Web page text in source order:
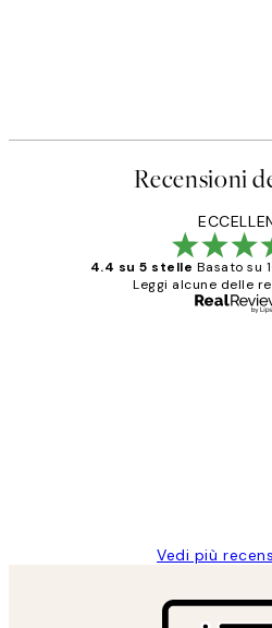
Recensioni
4.4 su 5 stelle Basato su
Leggi alcune delle
Vedi più